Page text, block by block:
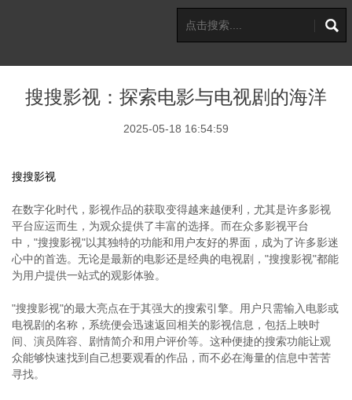
搜搜影视：探索电影与电视剧的海洋
2025-05-18 16:54:59
搜搜影视
在数字化时代，影视作品的获取变得越来越便利，尤其是许多影视
平台应运而生，为观众提供了丰富的选择。而在众多影视平台
中，"搜搜影视"以其独特的功能和用户友好的界面，成为了许多影迷
心中的首选。无论是最新的电影还是经典的电视剧，"搜搜影视"都能
为用户提供一站式的观影体验。
"搜搜影视"的最大亮点在于其强大的搜索引擎。用户只需输入电影或
电视剧的名称，系统便会迅速返回相关的影视信息，包括上映时
间、演员阵容、剧情简介和用户评价等。这种便捷的搜索功能让观
众能够快速找到自己想要观看的作品，而不必在海量的信息中苦苦
寻找。